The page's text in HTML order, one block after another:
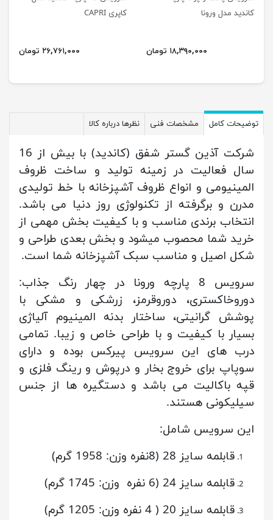
کاندید مدل ورونا
۱۸,۳۹۰,۰۰۰ تومان
کاپری CAPRI
۲۶,۷۶۱,۰۰۰ تومان
توضیحات کامل مشخصات فنی نظرها درباره کالا
شرکت آذین گستر شفق (کاندید) با بیش از 16
سال فعالیت در زمینه تولید و ساخت ظروف
المینیومی و انواع ظروف آشپزخانه با خط تولیدی
مدرن و برگرفته از تکنولوژی روز دنیا می باشد.
انتخاب برندی مناسب و با کیفیت بخش مهمی از
خرید شما محصوب میشود و بخش بعدی طراحی و
شکل اصیل و مناسب سبک آشپزخانه شما است.
سرویس 8 پارچه ورونا در چهار رنگ جذاب:
دوروخاکستری، دوروقرمز، زرشکی و مشکی با
پوشش گرانیتی، ساختار بدنه المینیوم آلیاژی
بسیار با کیفیت و با طراحی خاص و زیبا. تمامی
درب های این سرویس پیرکس بوده و دارای
سوپاپ برای خروج بخار و درپوش و رینگ فلزی و
قپه باکالیت می باشد و دستگیره ها از جنس
سیلیکونی هستند.
این سرویس شامل:
قابلمه سایز 28 (8نفره
وزن: 1958 گرم)
قابلمه سایز 24 (6 نفره وزن: 1745 گرم)
قابلمه سایز 20 ( 4 نفره وزن: 1205 گرم)